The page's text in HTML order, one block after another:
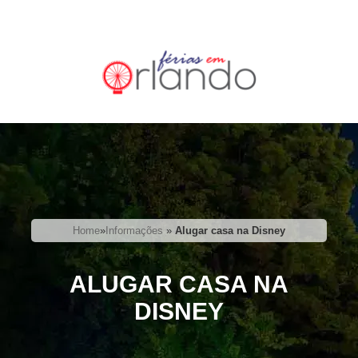
Home» Informações » Alugar casa na Disney
ALUGAR CASA NA
DISNEY